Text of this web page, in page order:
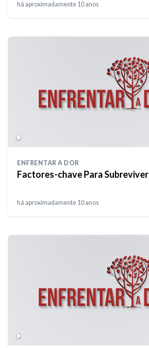
há aproximadamente 10 anos
ENFRENTAR A DOR
Factores-chave Para Subreviver
há aproximadamente 10 anos